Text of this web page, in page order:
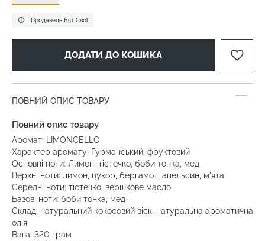
Продавець Всі. Свої
ДОДАТИ ДО КОШИКА
ПОВНИЙ ОПИС ТОВАРУ
Повний опис товару
Аромат: LIMONCELLO
Характер аромату: Гурманський, фруктовий
Основні ноти: Лимон, тістечко, боби тонка, мед
Верхні ноти: лимон, цукор, бергамот, апельсин, м'ята
Середні ноти: тістечко, вершкове масло
Базові ноти: боби тонка, мед
Склад: натуральний кокосовий віск, натуральна ароматична
олія
Вага: 320 грам